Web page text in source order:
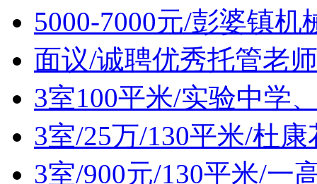
5000-7000元/彭婆镇
面议/诚聘优秀托管老师
3室100平米/实验中学
3室/25万/130平米/杜
3室/900元/130平米/一